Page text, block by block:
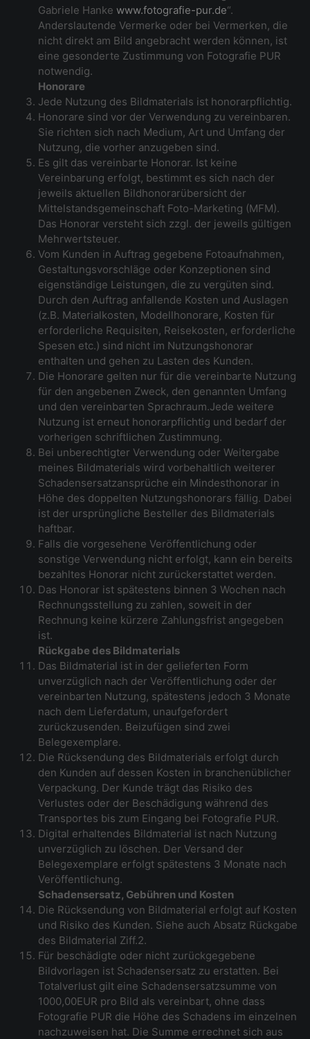
Gabriele Hanke www.fotografie-pur.de“.
Anderslautende Vermerke oder bei Vermerken, die
nicht direkt am Bild angebracht werden können, ist
eine gesonderte Zustimmung von Fotografie PUR
notwendig.
Honorare
Jede Nutzung des Bildmaterials ist honorarpflichtig.
Honorare sind vor der Verwendung zu vereinbaren.
Sie richten sich nach Medium, Art und Umfang der
Nutzung, die vorher anzugeben sind.
Es gilt das vereinbarte Honorar. Ist keine
Vereinbarung erfolgt, bestimmt es sich nach der
jeweils aktuellen Bildhonorarübersicht der
Mittelstandsgemeinschaft Foto-Marketing (MFM).
Das Honorar versteht sich zzgl. der jeweils gültigen
Mehrwertsteuer.
Vom Kunden in Auftrag gegebene Fotoaufnahmen,
Gestaltungsvorschläge oder Konzeptionen sind
eigenständige Leistungen, die zu vergüten sind.
Durch den Auftrag anfallende Kosten und Auslagen
(z.B. Materialkosten, Modellhonorare, Kosten für
erforderliche Requisiten, Reisekosten, erforderliche
Spesen etc.) sind nicht im Nutzungshonorar
enthalten und gehen zu Lasten des Kunden.
Die Honorare gelten nur für die vereinbarte Nutzung
für den angebenen Zweck, den genannten Umfang
und den vereinbarten Sprachraum.Jede weitere
Nutzung ist erneut honorarpflichtig und bedarf der
vorherigen schriftlichen Zustimmung.
Bei unberechtigter Verwendung oder Weitergabe
meines Bildmaterials wird vorbehaltlich weiterer
Schadensersatzansprüche ein Mindesthonorar in
Höhe des doppelten Nutzungshonorars fällig. Dabei
ist der ursprüngliche Besteller des Bildmaterials
haftbar.
Falls die vorgesehene Veröffentlichung oder
sonstige Verwendung nicht erfolgt, kann ein bereits
bezahltes Honorar nicht zurückerstattet werden.
Das Honorar ist spätestens binnen 3 Wochen nach
Rechnungsstellung zu zahlen, soweit in der
Rechnung keine kürzere Zahlungsfrist angegeben
ist.
Rückgabe des Bildmaterials
Das Bildmaterial ist in der gelieferten Form
unverzüglich nach der Veröffentlichung oder der
vereinbarten Nutzung, spätestens jedoch 3 Monate
nach dem Lieferdatum, unaufgefordert
zurückzusenden. Beizufügen sind zwei
Belegexemplare.
Die Rücksendung des Bildmaterials erfolgt durch
den Kunden auf dessen Kosten in branchenüblicher
Verpackung. Der Kunde trägt das Risiko des
Verlustes oder der Beschädigung während des
Transportes bis zum Eingang bei Fotografie PUR.
Digital erhaltendes Bildmaterial ist nach Nutzung
unverzüglich zu löschen. Der Versand der
Belegexemplare erfolgt spätestens 3 Monate nach
Veröffentlichung.
Schadensersatz, Gebühren und Kosten
Die Rücksendung von Bildmaterial erfolgt auf Kosten
und Risiko des Kunden. Siehe auch Absatz Rückgabe
des Bildmaterial Ziff.2.
Für beschädigte oder nicht zurückgegebene
Bildvorlagen ist Schadensersatz zu erstatten. Bei
Totalverlust gilt eine Schadensersatzsumme von
1000,00EUR pro Bild als vereinbart, ohne dass
Fotografie PUR die Höhe des Schadens im einzelnen
nachzuweisen hat. Die Summe errechnet sich aus